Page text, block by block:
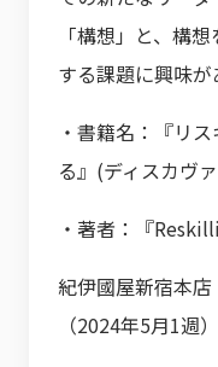
「構想」と、構
する課題に興味が
・書籍名：『リ
る』(ディスカヴ
・著者：『
紀伊國屋新宿本
（2024年5月1週）